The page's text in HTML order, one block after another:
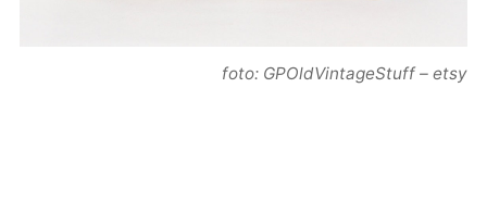
foto: GPOldVintageStuff – etsy